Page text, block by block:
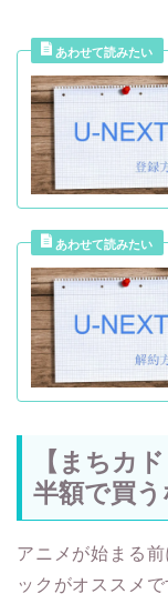
【まちカ
半額で買
アニメが始まる
ックがオススメで